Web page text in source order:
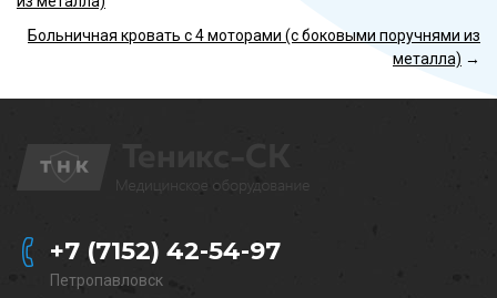
Больничная кровать с 4 моторами (с боковыми поручнями из
металла) →
+7 (7152) 42-54-97
Петропавловск